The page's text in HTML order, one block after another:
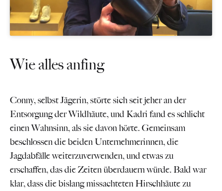
Wie alles anfing
Conny, selbst Jägerin, störte sich seit jeher an der
Entsorgung der Wildhäute, und Kadri fand es schlicht
einen Wahnsinn, als sie davon hörte. Gemeinsam
beschlossen die beiden Unternehmerinnen, die
Jagdabfälle weiterzuverwenden, und etwas zu
erschaffen, das die Zeiten überdauern würde. Bald war
klar, dass die bislang missachteten Hirschhäute zu